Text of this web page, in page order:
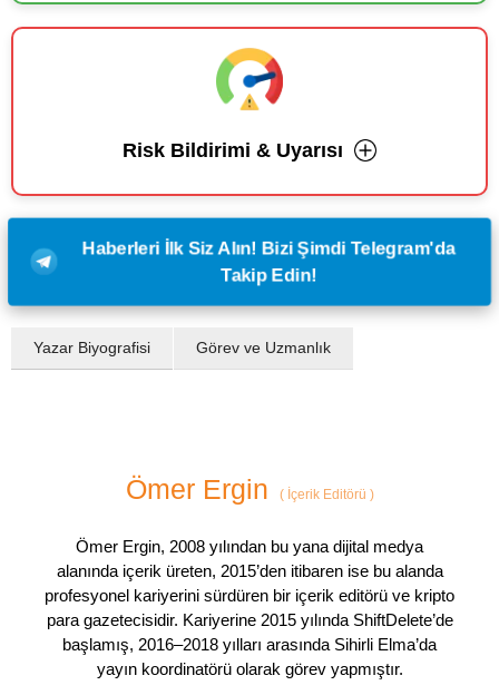
Risk Bildirimi & Uyarısı
Haberleri İlk Siz Alın! Bizi Şimdi Telegram'da
Takip Edin!
Yazar Biyografisi Görev ve Uzmanlık
Ömer Ergin (İçerik Editörü )
Ömer Ergin, 2008 yılından bu yana dijital medya
alanında içerik üreten, 2015’den itibaren ise bu alanda
profesyonel kariyerini sürdüren bir içerik editörü ve kripto
para gazetecisidir. Kariyerine 2015 yılında ShiftDelete’de
başlamış, 2016–2018 yılları arasında Sihirli Elma’da
yayın koordinatörü olarak görev yapmıştır.